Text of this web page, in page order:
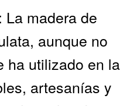
madera de
aunque no
ha utilizado en la
artesanías y